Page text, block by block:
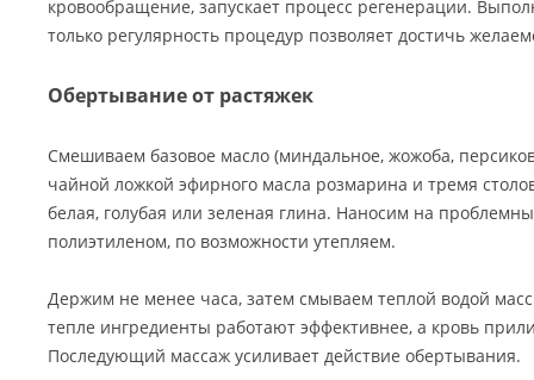
кровообращение, запускает процесс регенерации.
только регулярность процедур позволяет достичь
Обертывание от растяжек
Смешиваем базовое масло (миндальное, жожоба,
чайной ложкой эфирного масла розмарина и тремя
белая, голубая или зеленая глина. Наносим на
полиэтиленом, по возможности утепляем.
Держим не менее часа, затем смываем теплой водой
тепле ингредиенты работают эффективнее, а кровь
Последующий массаж усиливает действие обертывания.